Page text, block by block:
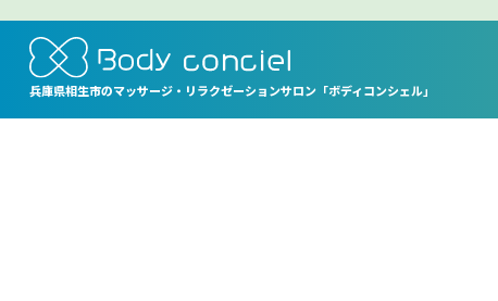
兵庫県相生市のマッサージ・リラクゼーションサロン「ボディコンシェル」